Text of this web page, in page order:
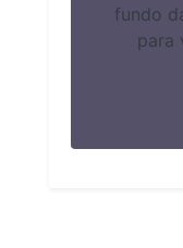
fundo
para